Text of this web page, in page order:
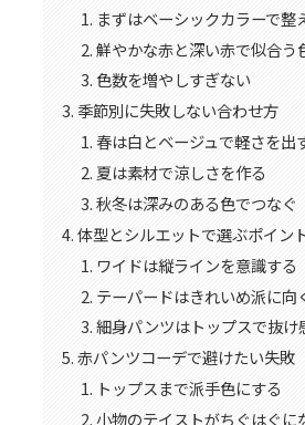
まずはベーシックカラーで整
鮮やかな赤と深い赤で似合う
色数を増やしすぎない
季節別に失敗しない合わせ方
春は白とベージュで軽さを出
夏は素材で涼しさを作る
秋冬は深みのある色でつなぐ
体型とシルエットで選ぶポイン
ワイドは縦ラインを意識する
テーパードはきれいめ派に向
細身パンツはトップスで抜け
赤パンツコーデで避けたい失敗
トップスまで派手色にする
小物のテイストがちぐはぐに